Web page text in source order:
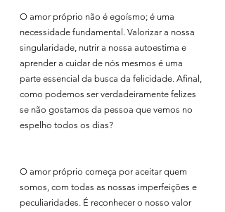
O amor próprio não é egoísmo; é uma
necessidade fundamental. Valorizar a nossa
singularidade, nutrir a nossa autoestima e
aprender a cuidar de nós mesmos é uma
parte essencial da busca da felicidade. Afinal,
como podemos ser verdadeiramente felizes
se não gostamos da pessoa que vemos no
espelho todos os dias?
O amor próprio começa por aceitar quem
somos, com todas as nossas imperfeições e
peculiaridades. É reconhecer o nosso valor